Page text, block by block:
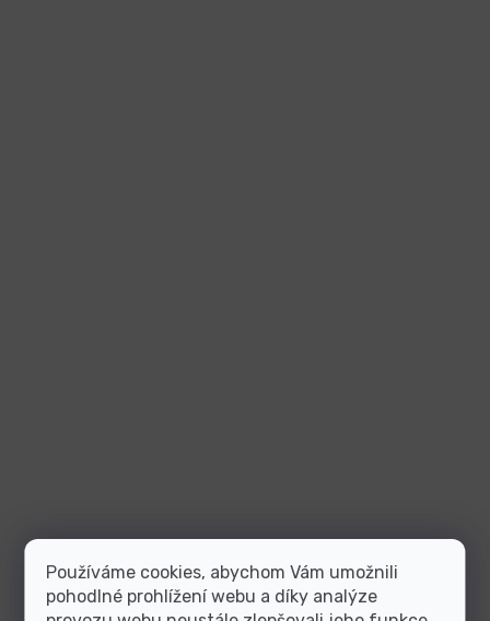
Používáme cookies, abychom Vám umožnili
pohodlné prohlížení webu a díky analýze